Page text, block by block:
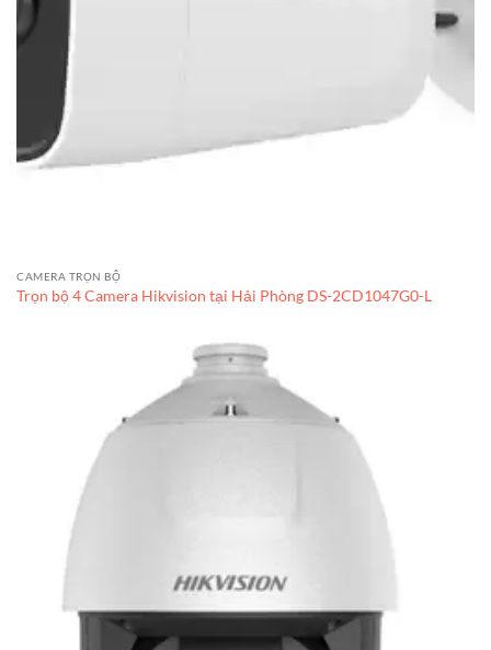
CAMERA TRỌN BỘ
Trọn bộ 4 Camera Hikvision tại Hải Phòng DS-2CD1047G0-L